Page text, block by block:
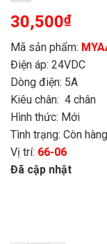
30,500₫
Mã sản phẩm:
Điện áp: 24VDC
Dòng điện: 5A
Kiêu chân: 4 chân
Hình thức: Mới
Tình trạng: Còn hàng
Vị trí: 66-06
Đã cập nhật